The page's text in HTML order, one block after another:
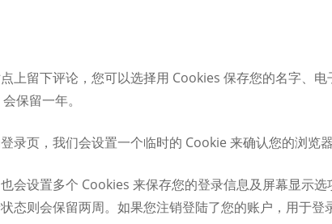
上留下评论，您可以选择用 Cookies 保存您的名字、
保留一年。
录页，我们会设置一个临时的 Cookie 来确认您的浏览
会设置多个 Cookies 来保存您的登录信息及屏幕显示
态则会保留两周。如果您注销登陆了您的账户，用于登